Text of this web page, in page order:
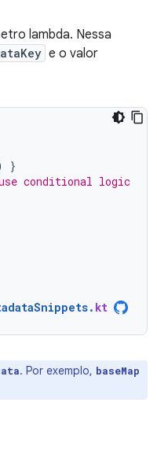
lambda. Nessa
e o valor
}
conditional logic
. kt
. Por exemplo, baseMap